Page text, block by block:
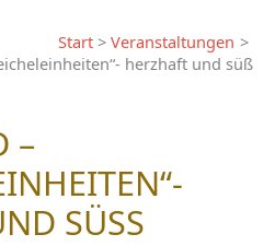
Start
Veranstaltungen
herzhaft und süß
–
SÜSS